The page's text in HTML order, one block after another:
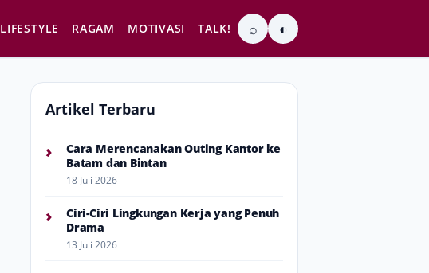
LIFESTYLE RAGAM MOTIVASI TALK! ⌕ ◐
Artikel Terbaru
›
Cara Merencanakan Outing Kantor ke
Batam dan Bintan
18 Juli 2026
›
Ciri-Ciri Lingkungan Kerja yang Penuh
Drama
13 Juli 2026